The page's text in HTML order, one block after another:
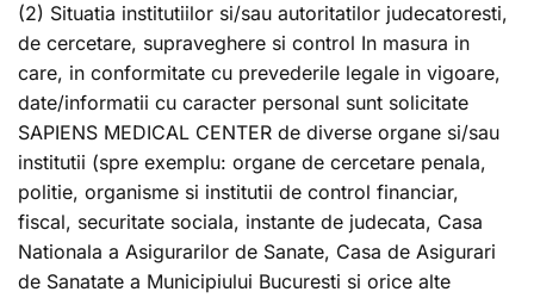
(2) Situatia institutiilor si/sau autoritatilor judecatoresti,
de cercetare, supraveghere si control In masura in
care, in conformitate cu prevederile legale in vigoare,
date/informatii cu caracter personal sunt solicitate
SAPIENS MEDICAL CENTER de diverse organe si/sau
institutii (spre exemplu: organe de cercetare penala,
politie, organisme si institutii de control financiar,
fiscal, securitate sociala, instante de judecata, Casa
Nationala a Asigurarilor de Sanate, Casa de Asigurari
de Sanatate a Municipiului Bucuresti si orice alte